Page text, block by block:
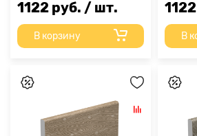
1122 руб. / шт.
В корзину В